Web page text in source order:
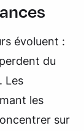
évoluent :
du
Les
les
sur